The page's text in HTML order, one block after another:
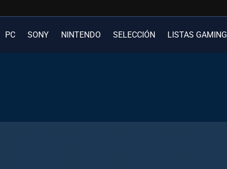
PC SONY NINTENDO SELECCIÓN LISTAS GAMING